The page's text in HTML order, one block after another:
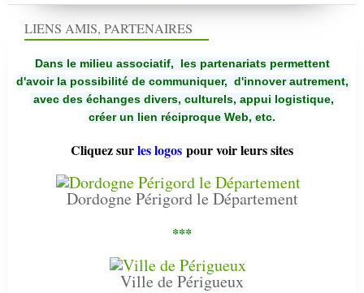
LIENS AMIS, PARTENAIRES
Dans le milieu associatif, les partenariats permettent
d'avoir la possibilité de communiquer, d'innover autrement,
avec des échanges divers, culturels, appui logistique,
créer un lien réciproque Web, etc.
Cliquez surles logos pour voir leurs sites
Dordogne Périgord le Département
***
Ville de Périgueux